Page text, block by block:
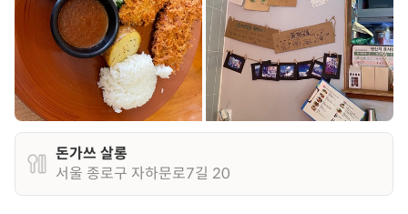
돈가쓰 살롱
서울 종로구 자하문로7길 20